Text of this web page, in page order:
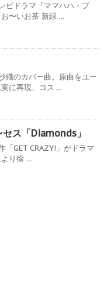
ビドラマ『ママハハ・ブ
〜いお茶 新緑 ...
織のカバー曲。原曲をユー
に再現、コス ...
ス「Diamonds」
「GET CRAZY!」がドラマ
り徐 ...